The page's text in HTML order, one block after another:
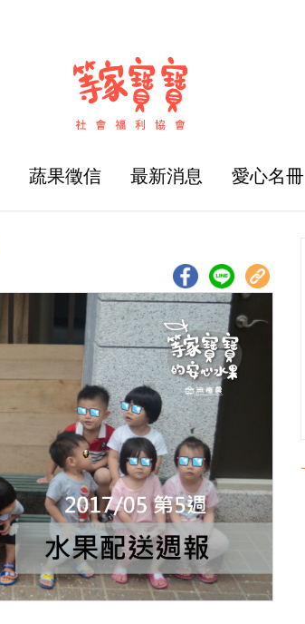
蔬果徵信 最新消息 愛心名冊